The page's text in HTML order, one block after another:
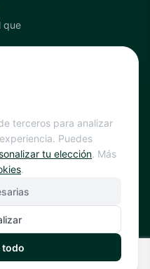
que
Planes y precios
terceros para analizar
Puedes
tu elección. Más
.
todo